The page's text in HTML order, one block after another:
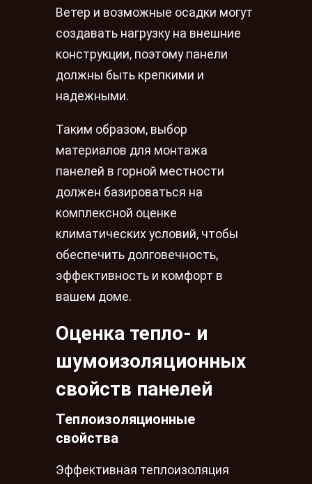
Ветер и возможные осадки могут
создавать нагрузку на внешние
конструкции, поэтому панели
должны быть крепкими и
надежными.
Таким образом, выбор
материалов для монтажа
панелей в горной местности
должен базироваться на
комплексной оценке
климатических условий, чтобы
обеспечить долговечность,
эффективность и комфорт в
вашем доме.
Оценка тепло- и
шумоизоляционных
свойств панелей
Теплоизоляционные
свойства
Эффективная теплоизоляция